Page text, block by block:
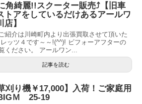
角綺麗!!スクーター販売⤴【旧車
トアをしているだけあるアールワ
店】
紹介は川崎町内より出張買取させて頂いた
ッツ４です～～!(^^)! ビフォーアフターの
ください。 アールワン...
記事を読む
刈り機￥17,000】入荷！ご家庭用
Ｍ 25-19